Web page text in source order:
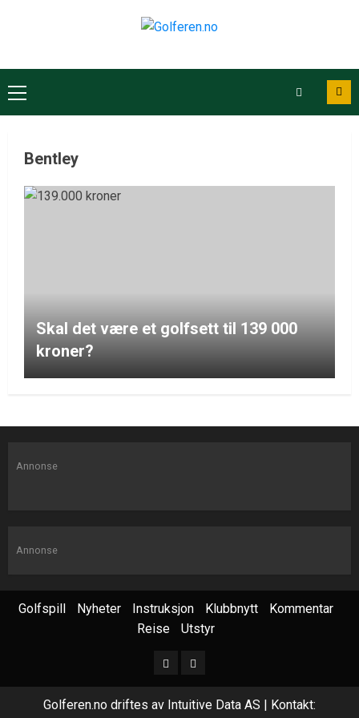
Bentley
Skal det være et golfsett til 139 000
kroner?
Annonse
Annonse
Golfspill Nyheter Instruksjon Klubbnytt
Kommentar
Reise
Utstyr
Golferen.no driftes av Intuitive Data AS | Kontakt: